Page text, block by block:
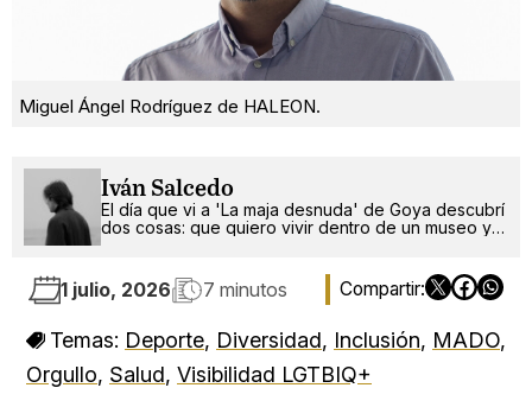
Miguel Ángel Rodríguez de HALEON.
Iván Salcedo
El día que vi a 'La maja desnuda' de Goya descubrí
dos cosas: que quiero vivir dentro de un museo y
1 julio, 2026 7 minutos
Temas: Deporte, Diversidad, Inclusión, MADO,
Orgullo, Salud, Visibilidad LGTBIQ+